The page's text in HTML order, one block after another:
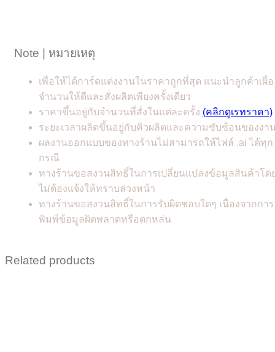
Note | หมายเหตุ
เพื่อให้ได้การ์ดแต่งงานในราคาถูกที่สุด แนะนำลูกค้าเผื่อ
จำนวนให้ดีและสั่งผลิตเพียงครั้งเดียว
ราคาขึ้นอยู่กับจำนวนที่สั่งในแต่ละครั้ง (คลิกดูเรทราคา)
ระยะเวลาผลิตขึ้นอยู่กับคิวผลิตและความซับซ้อนของงา
ผลงานออกแบบของทางร้านไม่สามารถให้ไฟล์ .ai ได้ทุก
กรณี
ทางร้านขอสงวนสิทธิ์ในการเปลี่ยนแปลงข้อมูลสินค้าโด
ไม่ต้องแจ้งให้ทราบล่วงหน้า
ทางร้านขอสงวนสิทธิ์ในการรับผิดชอบใดๆ เนื่องจากการ
พิมพ์ข้อมูลผิดพลาดหรือตกหล่น
Related products